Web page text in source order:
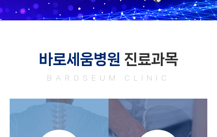
바로세움병원 진료과목
BAROSEUM CLINIC